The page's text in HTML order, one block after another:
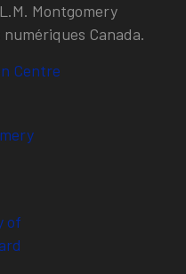
Montgomery
Canada.